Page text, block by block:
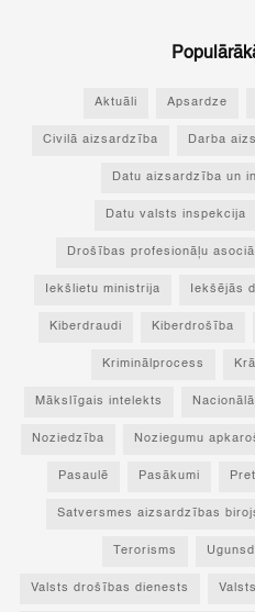
Aktuāli Apsardze
Civilā aizsardzība Darba
Datu aizsardzība un
Datu valsts inspekcija
Drošības profesionāļu
Iekšlietu ministrija Iekšējās
Kiberdraudi Kiberdrošība
Kriminālprocess
Mākslīgais intelekts
Noziedzība Noziegumu
Pasaulē Pasākumi
Satversmes aizsardzības
Terorisms
Valsts drošības dienests